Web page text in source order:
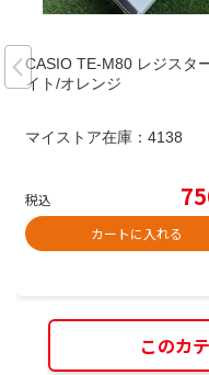
CASIO TE-M80 レジスタ
イト/オレンジ
マイストア在庫： 4138
税込
カートに入れる
このカ